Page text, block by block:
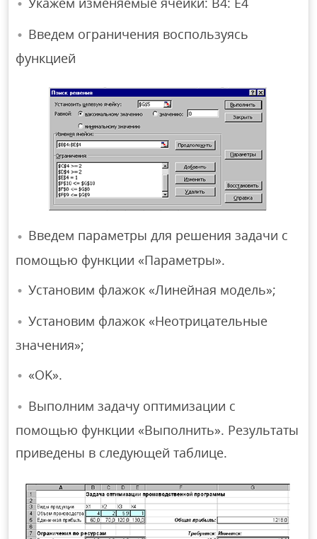
Введем ограничения воспользуясь
функцией
Введем параметры для решения задачи с
помощью функции «Параметры».
Установим флажок «Линейная модель»;
Установим флажок «Неотрицательные
значения»;
«OK».
Выполним задачу оптимизации с
помощью функции «Выполнить». Результаты
приведены в следующей таблице.